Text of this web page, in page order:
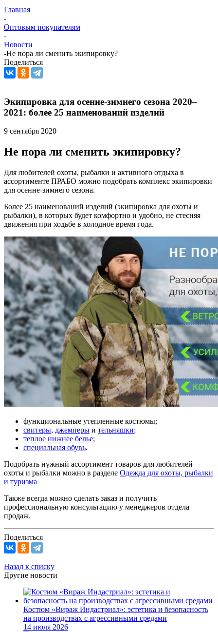
Главная
-
Оптовым покупателям
-
Новости
-Не пора ли сменить экипировку?
Поделиться
Экипировка для осенне-зимнего сезона 2020–
2021: более 25 наименований изделий
9 сентября 2020
Не пора ли сменить экипировку?
Для любителей охоты, рыбалки и активного отдыха в
ассортименте ПРАБО можно подобрать комплекс экипировки
для осенне-зимнего сезона.
Более 25 наименований изделий (экипировка для охоты и
рыбалки), в которых будет комфортно и удобно, не стесняя
движения при ходьбе в холодное время года.
функциональные утепленные костюмы;
свитеры, джемперы и тельняшки;
теплое нижнее белье;
специальная обувь.
Подобрать нужный ассортимент товаров для любителей
охоты и рыбалки можно в разделе Одежда для охоты, рыбалки
и туризма
Также всегда можно сделать заказ и получить
профессиональную консультацию у менеджеров отдела
продаж.
Поделиться
Назад к списку
Другие новости
Костюм «Вираж Индастриал»: эстетика и безопасность
на производствах с агрессивными средами
14 июля 2026